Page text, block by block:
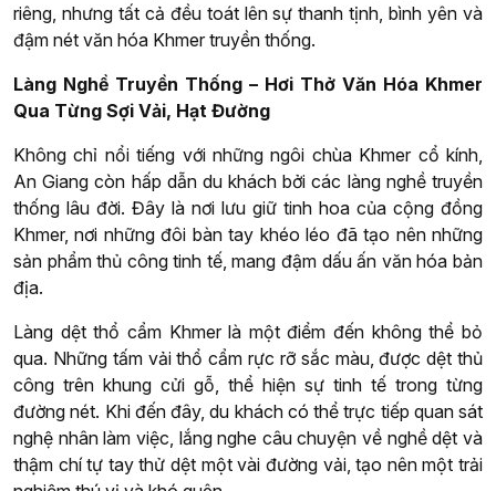
riêng, nhưng tất cả đều toát lên sự thanh tịnh, bình yên và
đậm nét văn hóa Khmer truyền thống.
Làng Nghề Truyền Thống – Hơi Thở Văn Hóa Khmer
Qua Từng Sợi Vải, Hạt Đường
Không chỉ nổi tiếng với những ngôi chùa Khmer cổ kính,
An Giang còn hấp dẫn du khách bởi các làng nghề truyền
thống lâu đời. Đây là nơi lưu giữ tinh hoa của cộng đồng
Khmer, nơi những đôi bàn tay khéo léo đã tạo nên những
sản phẩm thủ công tinh tế, mang đậm dấu ấn văn hóa bản
địa.
Làng dệt thổ cẩm Khmer là một điểm đến không thể bỏ
qua. Những tấm vải thổ cẩm rực rỡ sắc màu, được dệt thủ
công trên khung cửi gỗ, thể hiện sự tinh tế trong từng
đường nét. Khi đến đây, du khách có thể trực tiếp quan sát
nghệ nhân làm việc, lắng nghe câu chuyện về nghề dệt và
thậm chí tự tay thử dệt một vài đường vải, tạo nên một trải